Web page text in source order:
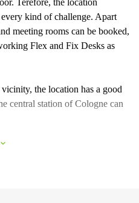
Terefore, the location
kind of challenge. Apart
meeting rooms can be booked,
Flex and Fix Desks as
the location has a good
central station of Cologne can